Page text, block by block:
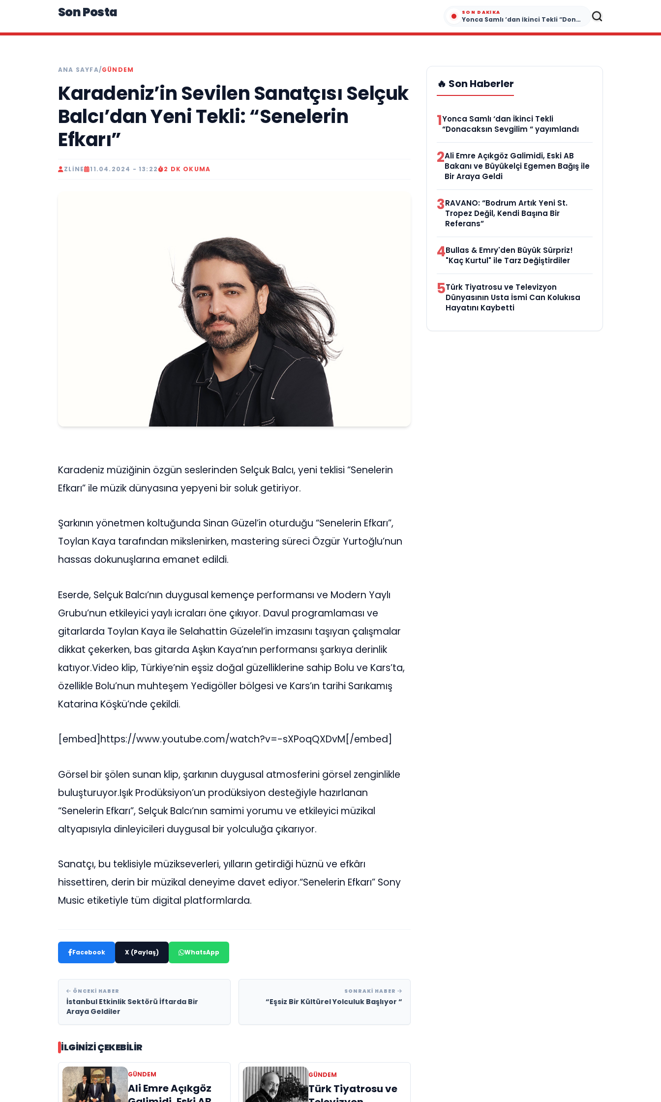
Son Posta SON DAKIKA
Yonca Samlı ‘dan İkinci Tekli “Donacaksın Sevgilim “ yayımlandı
ANA SAYFA/GÜNDEM
Karadeniz’in Sevilen Sanatçısı Selçuk
Balcı’dan Yeni Tekli: “Senelerin
Efkarı”
ZLINE 11.04.2024 - 13:22 2 DK OKUMA
Karadeniz müziğinin özgün seslerinden Selçuk Balcı, yeni teklisi “Senelerin
Efkarı” ile müzik dünyasına yepyeni bir soluk getiriyor.
Şarkının yönetmen koltuğunda Sinan Güzel’in oturduğu “Senelerin Efkarı”,
Toylan Kaya tarafından mikslenirken, mastering süreci Özgür Yurtoğlu’nun
hassas dokunuşlarına emanet edildi.
Eserde, Selçuk Balcı’nın duygusal kemençe performansı ve Modern Yaylı
Grubu’nun etkileyici yaylı icraları öne çıkıyor. Davul programlaması ve
gitarlarda Toylan Kaya ile Selahattin Güzelel’in imzasını taşıyan çalışmalar
dikkat çekerken, bas gitarda Aşkın Kaya’nın performansı şarkıya derinlik
katıyor.Video klip, Türkiye’nin eşsiz doğal güzelliklerine sahip Bolu ve Kars’ta,
özellikle Bolu’nun muhteşem Yedigöller bölgesi ve Kars’ın tarihi Sarıkamış
Katarina Köşkü’nde çekildi.
[embed]https://www.youtube.com/watch?v=-sXPoqQXDvM[/embed]
Görsel bir şölen sunan klip, şarkının duygusal atmosferini görsel zenginlikle
buluşturuyor.Işık Prodüksiyon’un prodüksiyon desteğiyle hazırlanan
“Senelerin Efkarı”, Selçuk Balcı’nın samimi yorumu ve etkileyici müzikal
altyapısıyla dinleyicileri duygusal bir yolculuğa çıkarıyor.
Sanatçı, bu teklisiyle müzikseverleri, yılların getirdiği hüznü ve efkârı
hissettiren, derin bir müzikal deneyime davet ediyor.“Senelerin Efkarı” Sony
Music etiketiyle tüm digital platformlarda.
Facebook X (Paylaş) WhatsApp
ÖNCEKI HABER
İstanbul Etkinlik Sektörü İftarda Bir
Araya Geldiler
SONRAKI HABER
“Eşsiz Bir Kültürel Yolculuk Başlıyor “
İLGINIZI ÇEKEBILIR
GÜNDEM
Ali Emre Açıkgöz
GÜNDEM
Türk Tiyatrosu ve
🔥 Son Haberler
1Yonca Samlı ‘dan İkinci Tekli
“Donacaksın Sevgilim “ yayımlandı
2Ali Emre Açıkgöz Galimidi, Eski AB
Bakanı ve Büyükelçi Egemen Bağış ile
Bir Araya Geldi
3RAVANO: “Bodrum Artık Yeni St.
Tropez Değil, Kendi Başına Bir
Referans”
4Bullas & Emry'den Büyük Sürpriz!
"Kaç Kurtul" ile Tarz Değiştirdiler
5Türk Tiyatrosu ve Televizyon
Dünyasının Usta İsmi Can Kolukısa
Hayatını Kaybetti